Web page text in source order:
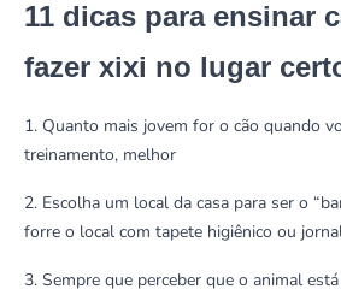
11 dicas para ensinar
fazer xixi no lugar
1. Quanto mais jovem for o cão quando
treinamento, melhor
2. Escolha um local da casa para ser o
forre o local com tapete higiênico ou
3. Sempre que perceber que o animal